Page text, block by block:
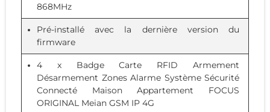
868MHz
Pré-installé avec la dernière version du
firmware
4 x Badge Carte RFID Armement
Désarmement Zones Alarme Système Sécurité
Connecté Maison Appartement FOCUS
ORIGINAL Meian GSM IP 4G